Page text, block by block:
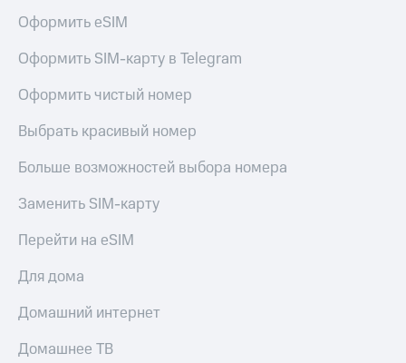
Оформить eSIM
Оформить SIM-карту в Telegram
Оформить чистый номер
Выбрать красивый номер
Больше возможностей выбора номера
Заменить SIM-карту
Перейти на eSIM
Для дома
Домашний интернет
Домашнее ТВ